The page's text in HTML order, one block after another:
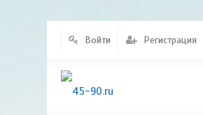
Войти Регистрация